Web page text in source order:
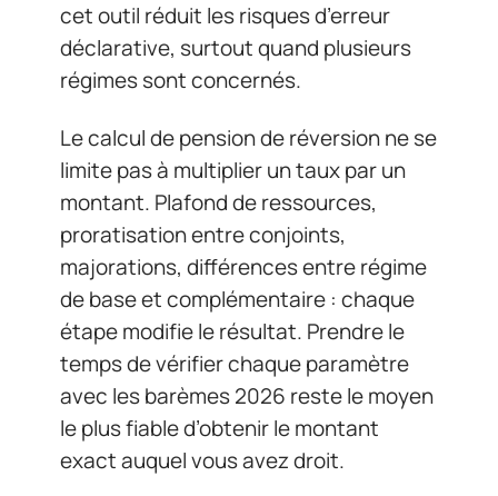
cet outil réduit les risques d’erreur
déclarative, surtout quand plusieurs
régimes sont concernés.
Le calcul de pension de réversion ne se
limite pas à multiplier un taux par un
montant. Plafond de ressources,
proratisation entre conjoints,
majorations, différences entre régime
de base et complémentaire : chaque
étape modifie le résultat. Prendre le
temps de vérifier chaque paramètre
avec les barèmes 2026 reste le moyen
le plus fiable d’obtenir le montant
exact auquel vous avez droit.